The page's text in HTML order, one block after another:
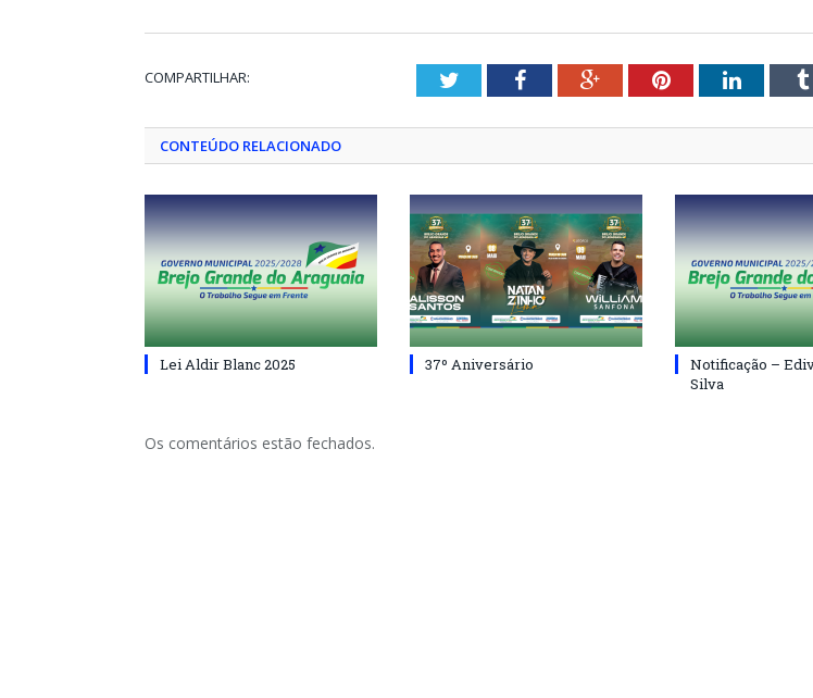
COMPARTILHAR: TwitterFacebookGoogle+PinterestLinkedIn
CONTEÚDO RELACIONADO
Lei Aldir Blanc 2025 37º Aniversário
Notificação –
Silva
Os comentários estão fechados.